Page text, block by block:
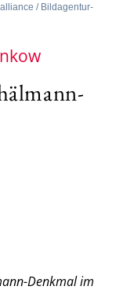
/ Bildagentur-
Denkmal im